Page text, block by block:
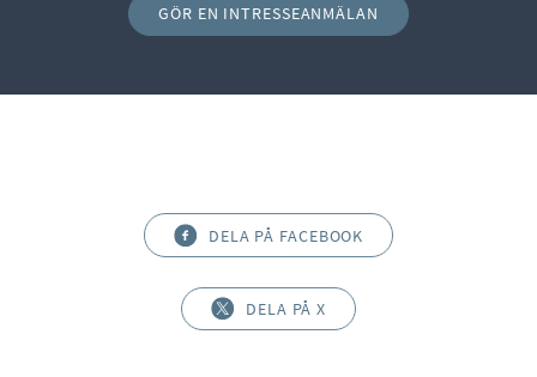
GÖR EN INTRESSEANMÄLAN
DELA PÅ FACEBOOK
DELA PÅ X